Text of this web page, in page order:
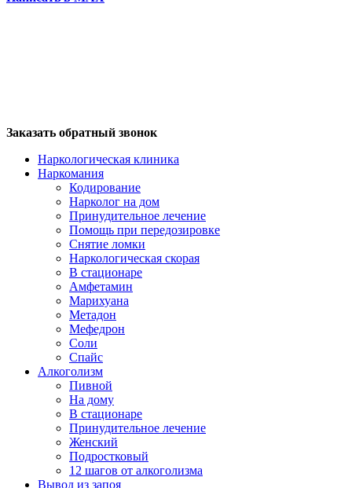
Заказать обратный звонок
Наркологическая клиника
Наркомания
Кодирование
Нарколог на дом
Принудительное лечение
Помощь при передозировке
Снятие ломки
Наркологическая скорая
В стационаре
Амфетамин
Марихуана
Метадон
Мефедрон
Соли
Спайс
Алкоголизм
Пивной
На дому
В стационаре
Принудительное лечение
Женский
Подростковый
12 шагов от алкоголизма
Вывод из запоя